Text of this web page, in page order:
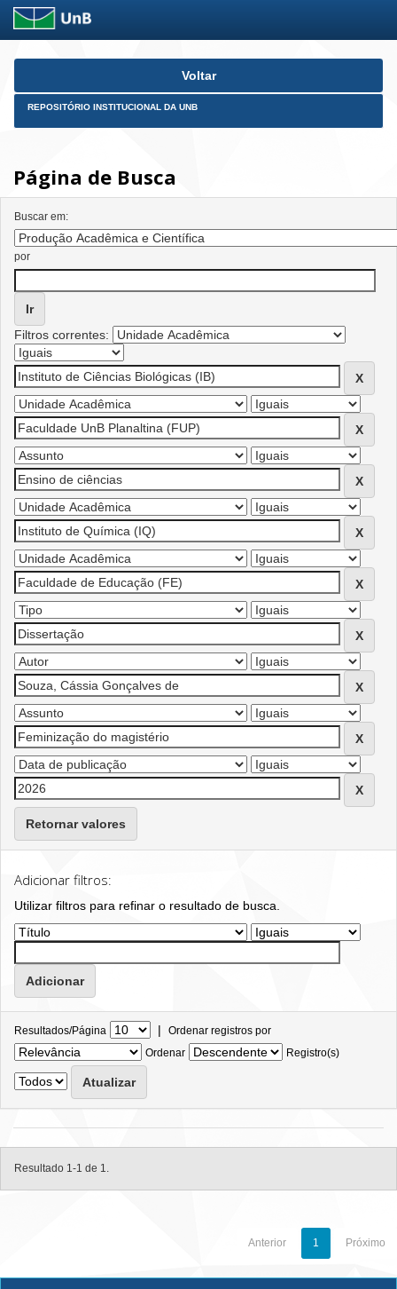
Skip
Voltar
REPOSITÓRIO INSTITUCIONAL DA UNB
Página de Busca
Buscar em:
por
Filtros correntes:
Retornar valores
Adicionar filtros:
Utilizar filtros para refinar o resultado de busca.
Resultados/Página | Ordenar registros por
Ordenar
Registro(s)
Resultado 1-1 de 1.
Anterior 1 Próximo